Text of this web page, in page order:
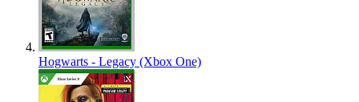
Hogwarts - Legacy (Xbox One)